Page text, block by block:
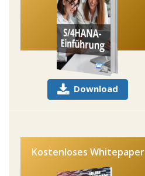
Download
Kostenloses Whitepaper